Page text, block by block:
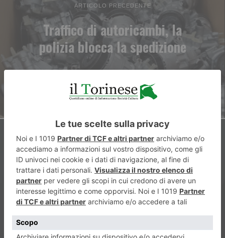
ARTICOLO PRECEDENTE
Traffico di autoricambi, la
polizia blocca la spedizione
ARTICOLO SUCCESSIVO
Petizione per la food bag in
tutti i ristoranti